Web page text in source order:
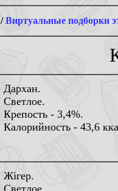
/Виртуальные подборки
Дархан.
Светлое.
Крепость - 3,4%.
Калорийность - 43,6
Жiгер.
Светлое.